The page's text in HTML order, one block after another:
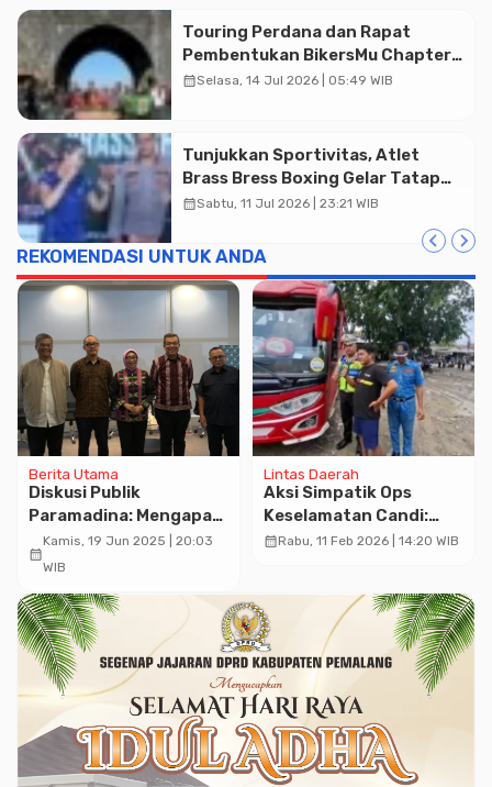
Advertisment
Touring Perdana dan Rapat
Pembentukan BikersMu Chapter
Temanggung Korwil Jateng :
calendar_monthSelasa, 14 Jul 2026 | 05:49 WIB
Tunjukkan Sportivitas, Atlet
Brass Bress Boxing Gelar Tatap
Muka Resmi di Kajen
calendar_monthSabtu, 11 Jul 2026 | 23:21 WIB
REKOMENDASI UNTUK ANDA
Berita Utama
Diskusi Publik
Paramadina: Mengapa
Indonesia Tertinggal
dalam Transisi Energi?
calendar_month
Kamis, 19 Jun 2025 | 20:03
WIB
Lintas Daerah
Aksi Simpatik Ops
Keselamatan Candi:
Polisi Periksa Bus
calendar_monthRabu, 11 Feb 2026 | 14:20 WIB